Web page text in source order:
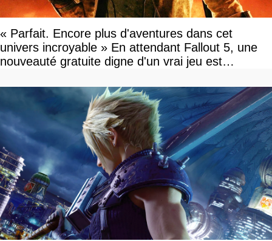
« Parfait. Encore plus d'aventures dans cet
univers incroyable » En attendant Fallout 5, une
nouveauté gratuite digne d'un vrai jeu est